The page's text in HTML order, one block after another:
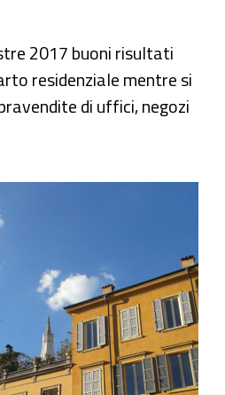
2017 buoni risultati
residenziale mentre si
di uffici, negozi